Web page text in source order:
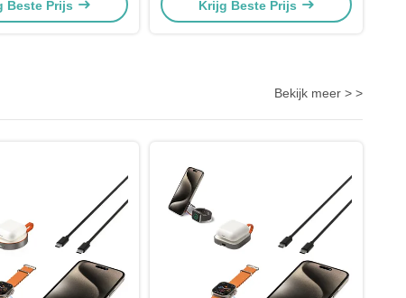
Beste Prijs
Krijg Beste Prijs
Bekijk meer > >